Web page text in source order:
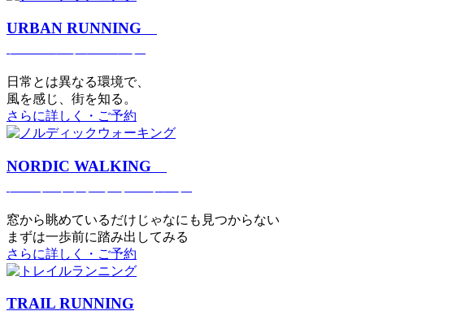
URBAN RUNNING
日常とは異なる環境で、
風を感じ、街を知る。
さらに詳しく・ご予約
NORDIC WALKING
窓から眺めているだけじゃなにも見つからない
まずは一歩前に踏み出してみる
さらに詳しく・ご予約
TRAIL RUNNING